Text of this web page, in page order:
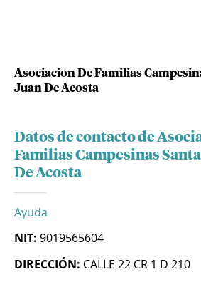
Asociacion De Familias
Juan De Acosta
Datos de contacto de
Familias Campesinas
De Acosta
Ayuda
NIT: 9019565604
DIRECCIÓN: CALLE 22 CR 1 D 210